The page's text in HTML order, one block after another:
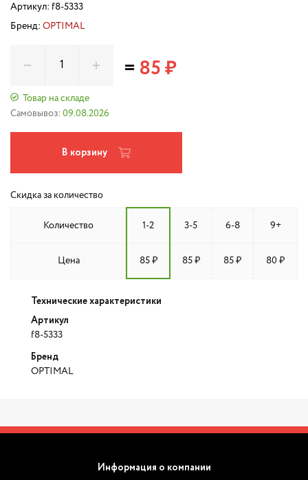
Артикул: f8-5333
Бренд: OPTIMAL
Товар на складе
Самовывоз: 09.08.2026
= 85 ₽
В корзину
Скидка за количество
Количество 1-2 3-5 6-8 9+
Цена 85 ₽ 85 ₽ 85 ₽ 80 ₽
Технические характеристики
Артикул
f8-5333
Бренд
OPTIMAL
Информация о компании